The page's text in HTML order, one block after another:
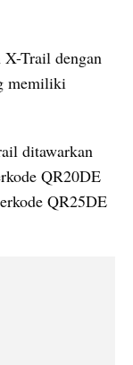
Trail dengan
memiliki
ditawarkan
QR20DE
QR25DE